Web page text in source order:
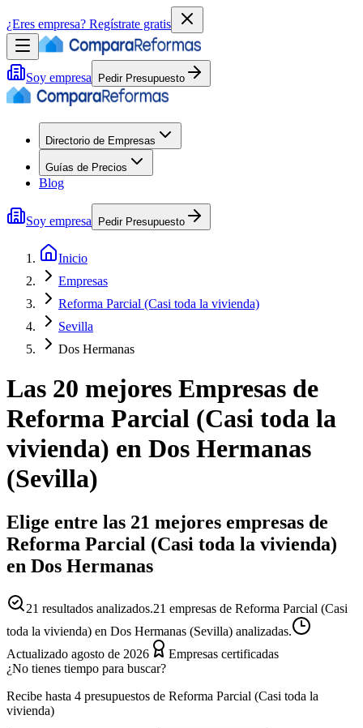
¿Eres empresa? Regístrate gratis
Soy empresa Pedir Presupuesto
Directorio de Empresas
Guías de Precios
Blog
Soy empresa Pedir Presupuesto
Inicio
Empresas
Reforma Parcial (Casi toda la vivienda)
Sevilla
Dos Hermanas
Las 20 mejores Empresas de
Reforma Parcial (Casi toda la
vivienda) en Dos Hermanas
(Sevilla)
Elige entre las 21 mejores empresas de
Reforma Parcial (Casi toda la vivienda)
en Dos Hermanas
21 resultados analizados.21 empresas de Reforma Parcial (Casi
toda la vivienda) en Dos Hermanas (Sevilla) analizadas.
Actualizado agosto de 2026
Empresas certificadas
¿No tienes tiempo para buscar?
Recibe hasta 4 presupuestos de Reforma Parcial (Casi toda la
vivienda)